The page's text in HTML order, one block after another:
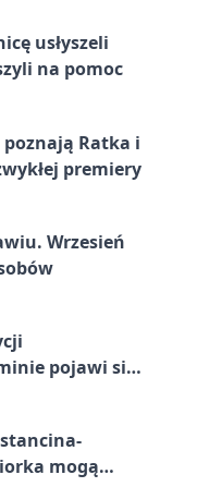
usłyszeli
na pomoc
poznają Ratka i
premiery
Wrzesień
pojawi się
mogą